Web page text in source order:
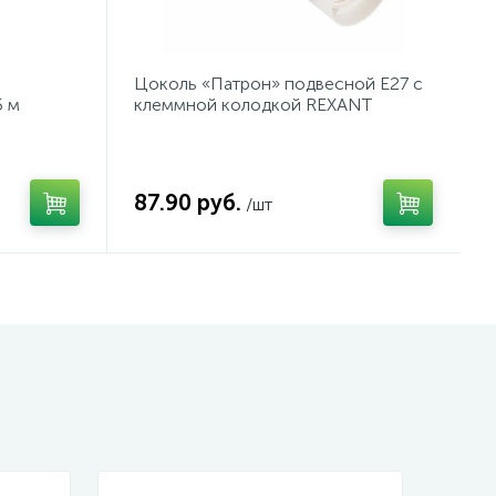
м
Цоколь «Патрон» подвесной E27 с
клеммной колодкой REXANT
87.90 руб. /шт